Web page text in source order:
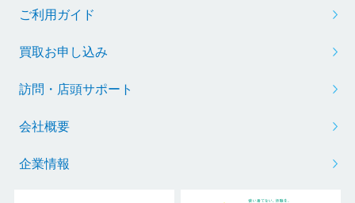
ご利用ガイド
買取お申し込み
訪問・店頭サポート
会社概要
企業情報